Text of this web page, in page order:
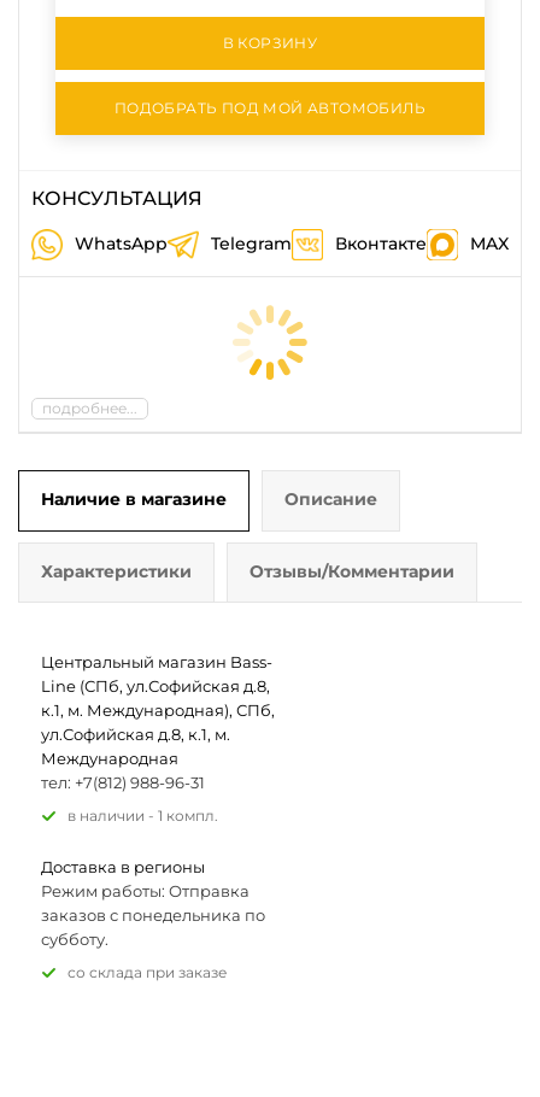
В КОРЗИНУ
ПОДОБРАТЬ ПОД МОЙ АВТОМОБИЛЬ
КОНСУЛЬТАЦИЯ
WhatsApp Telegram Вконтакте MAX
подробнее...
Наличие в магазине Описание
Характеристики Отзывы/Комментарии
Центральный магазин Bass-
Line (СПб, ул.Софийская д.8,
к.1, м. Международная), СПб,
ул.Софийская д.8, к.1, м.
Международная
тел: +7(812) 988-96-31
В наличии - 1 компл.
Доставка в регионы
Режим работы: Отправка
заказов с понедельника по
субботу.
Со склада при заказе